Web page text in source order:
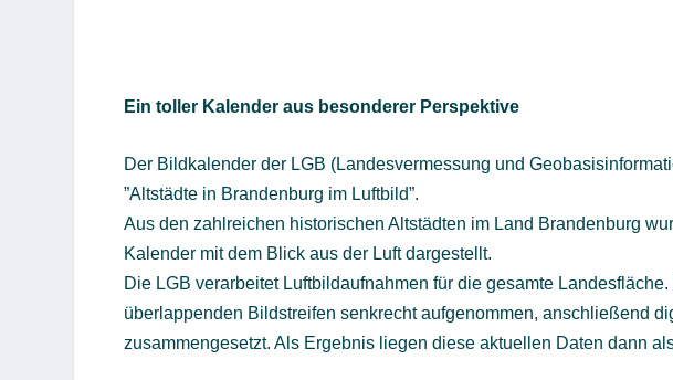
Ein toller Kalender aus besonderer Perspektive
Der Bildkalender der LGB (Landesvermessung und
”Altstädte in Brandenburg im Luftbild”.
Aus den zahlreichen historischen Altstädten im Land Brandenburg
Kalender mit dem Blick aus der Luft dargestellt.
Die LGB verarbeitet Luftbildaufnahmen für die gesamte
überlappenden Bildstreifen senkrecht aufgenommen, anschließend
zusammengesetzt. Als Ergebnis liegen diese aktuellen Daten dann